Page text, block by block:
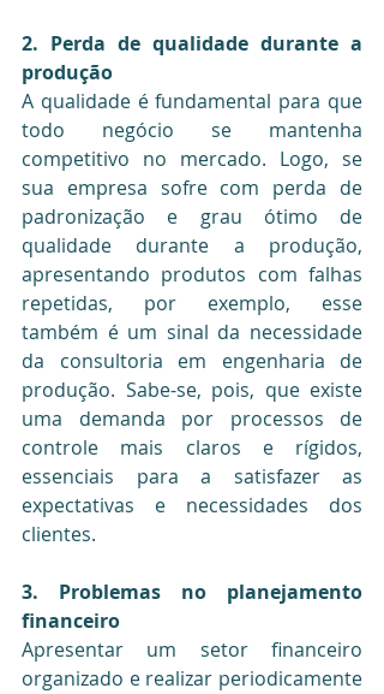
2. Perda de qualidade durante a
produção
A qualidade é fundamental para que
todo negócio se mantenha
competitivo no mercado. Logo, se
sua empresa sofre com perda de
padronização e grau ótimo de
qualidade durante a produção,
apresentando produtos com falhas
repetidas, por exemplo, esse
também é um sinal da necessidade
da consultoria em engenharia de
produção. Sabe-se, pois, que existe
uma demanda por processos de
controle mais claros e rígidos,
essenciais para a satisfazer as
expectativas e necessidades dos
clientes.
3. Problemas no planejamento
financeiro
Apresentar um setor financeiro
organizado e realizar periodicamente